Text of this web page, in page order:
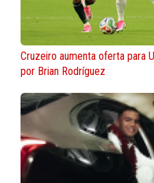
Cruzeiro aumenta oferta para
por Brian Rodríguez